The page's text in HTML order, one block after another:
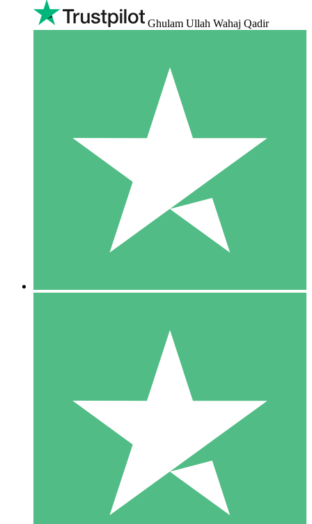
Ghulam Ullah Wahaj Qadir